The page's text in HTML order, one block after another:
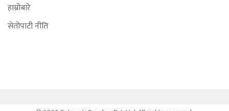
हाम्रोबारे
सेतोपाटी नीति